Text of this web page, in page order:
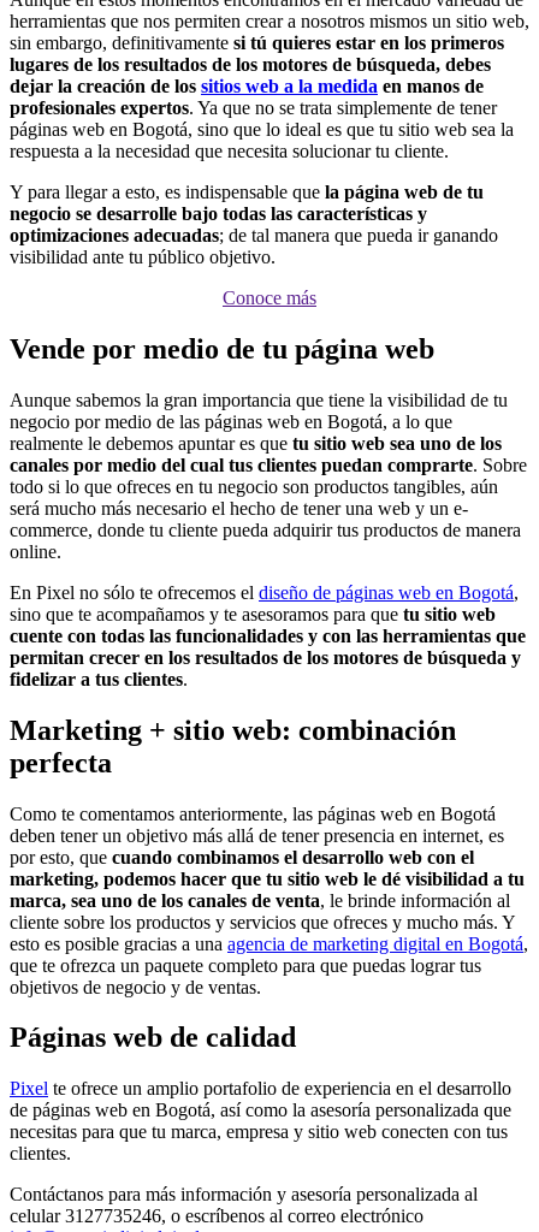
herramientas que nos permiten crear a nosotros mismos un sitio web,
sin embargo, definitivamente si tú quieres estar en los primeros
lugares de los resultados de los motores de búsqueda, debes
dejar la creación de los sitios web a la medida en manos de
profesionales expertos. Ya que no se trata simplemente de tener
páginas web en Bogotá, sino que lo ideal es que tu sitio web sea la
respuesta a la necesidad que necesita solucionar tu cliente.
Y para llegar a esto, es indispensable que la página web de tu
negocio se desarrolle bajo todas las características y
optimizaciones adecuadas; de tal manera que pueda ir ganando
visibilidad ante tu público objetivo.
Conoce más
Vende por medio de tu página web
Aunque sabemos la gran importancia que tiene la visibilidad de tu
negocio por medio de las páginas web en Bogotá, a lo que
realmente le debemos apuntar es que tu sitio web sea uno de los
canales por medio del cual tus clientes puedan comprarte. Sobre
todo si lo que ofreces en tu negocio son productos tangibles, aún
será mucho más necesario el hecho de tener una web y un e-
commerce, donde tu cliente pueda adquirir tus productos de manera
online.
En Pixel no sólo te ofrecemos el diseño de páginas web en Bogotá,
sino que te acompañamos y te asesoramos para que tu sitio web
cuente con todas las funcionalidades y con las herramientas que
permitan crecer en los resultados de los motores de búsqueda y
fidelizar a tus clientes.
Marketing + sitio web: combinación
perfecta
Como te comentamos anteriormente, las páginas web en Bogotá
deben tener un objetivo más allá de tener presencia en internet, es
por esto, que cuando combinamos el desarrollo web con el
marketing, podemos hacer que tu sitio web le dé visibilidad a tu
marca, sea uno de los canales de venta, le brinde información al
cliente sobre los productos y servicios que ofreces y mucho más. Y
esto es posible gracias a una agencia de marketing digital en Bogotá,
que te ofrezca un paquete completo para que puedas lograr tus
objetivos de negocio y de ventas.
Páginas web de calidad
Pixel te ofrece un amplio portafolio de experiencia en el desarrollo
de páginas web en Bogotá, así como la asesoría personalizada que
necesitas para que tu marca, empresa y sitio web conecten con tus
clientes.
Contáctanos para más información y asesoría personalizada al
celular 3127735246, o escríbenos al correo electrónico